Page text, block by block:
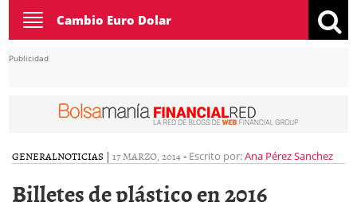
Toggle
navigation
Cambio Euro Dolar
Publicidad
GENERALNOTICIAS | 17 MARZO, 2014- Escrito por:Ana Pérez Sanchez
Billetes de plástico en 2016